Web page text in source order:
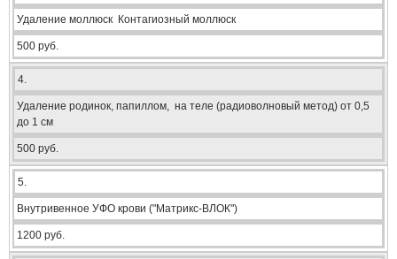
Удаление моллюск Контагиозный моллюск
500 руб.
4.
Удаление родинок, папиллом, на теле (радиоволновый метод) от 0,5
до 1 см
500 руб.
5.
Внутривенное УФО крови ("Матрикс-ВЛОК")
1200 руб.